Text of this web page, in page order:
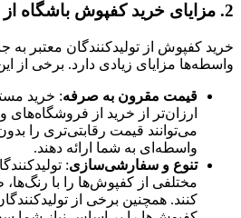
2. مزایای خرید کفپوش باشگاه از
خرید کفپوش از تولیدکنندگان معتبر به
واسطه‌ها مزایای زیادی دارد. برخی از این
قیمت مقرون به صرفه: خرید
ارزان‌تر از خرید از
می‌توانند قیمت رقابتی‌تری را
واسطه‌ای به شما ارائه دهند.
تنوع و سفارشی‌سازی:
مختلفی از کفپوش‌ها را با رنگ‌ها،
کنند. همچنین برخی از